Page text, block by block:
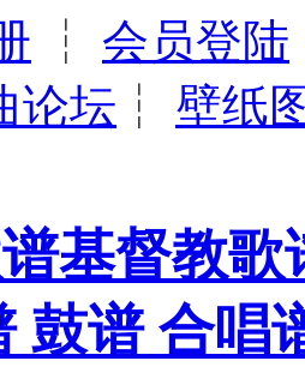
┆ 会员登陆
论坛 ┆ 壁纸
基督教
鼓谱 合唱